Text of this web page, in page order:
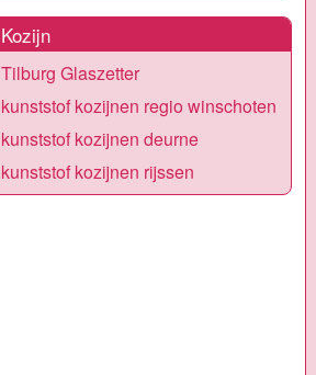
Kozijn
Tilburg Glaszetter
kunststof kozijnen regio winschoten
kunststof kozijnen deurne
kunststof kozijnen rijssen